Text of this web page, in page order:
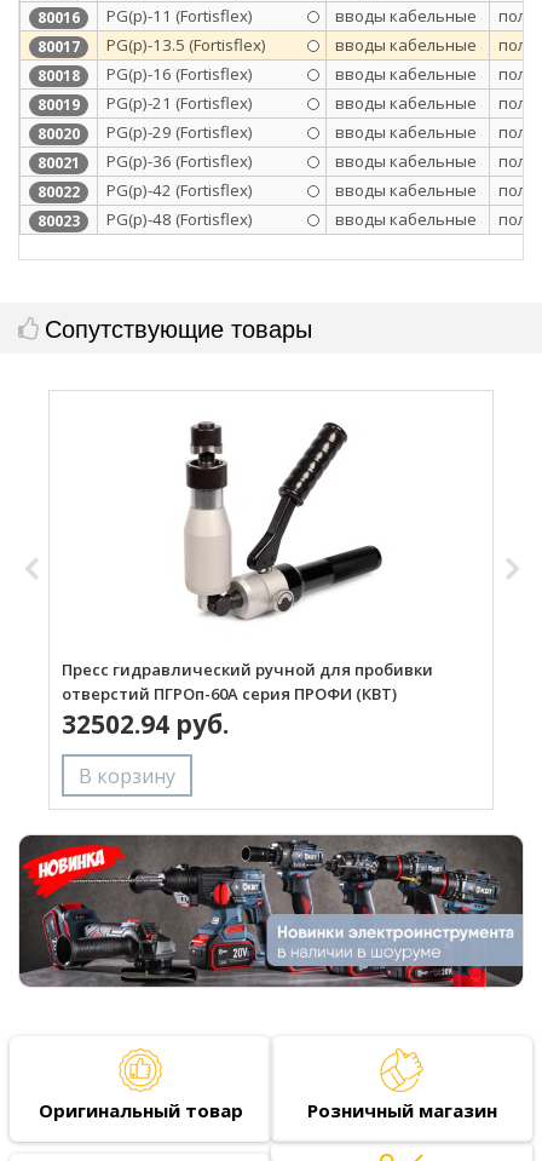
80016 PG(p)-11 (Fortisflex) вводы кабельные
80017 PG(p)-13.5 (Fortisflex) вводы кабельные
80018 PG(p)-16 (Fortisflex) вводы кабельные
80019 PG(p)-21 (Fortisflex) вводы кабельные
80020 PG(p)-29 (Fortisflex) вводы кабельные
80021 PG(p)-36 (Fortisflex) вводы кабельные
80022 PG(p)-42 (Fortisflex) вводы кабельные
80023 PG(p)-48 (Fortisflex) вводы кабельные
Сопутствующие товары
Пресс гидравлический ручной для пробивки
отверстий ПГРОп-60А серия ПРОФИ (КВТ)
32502.94 руб.
Оригинальный товар Розничный магазин